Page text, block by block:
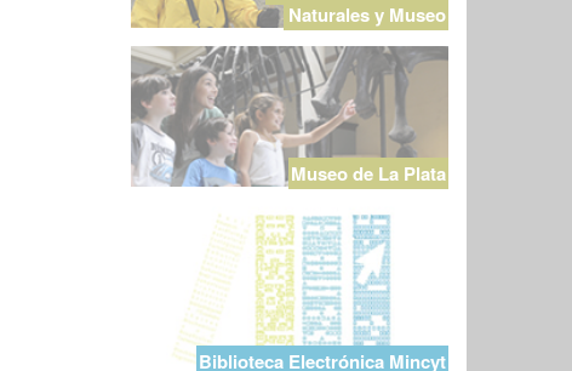
Naturales y Museo
Museo de La Plata
Biblioteca Electrónica Mincyt